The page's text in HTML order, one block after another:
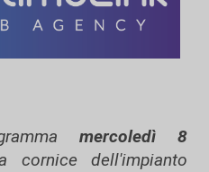
mercoledì 8
cornice dell'impianto